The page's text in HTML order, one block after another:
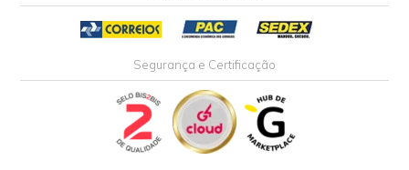
Segurança e Certificação